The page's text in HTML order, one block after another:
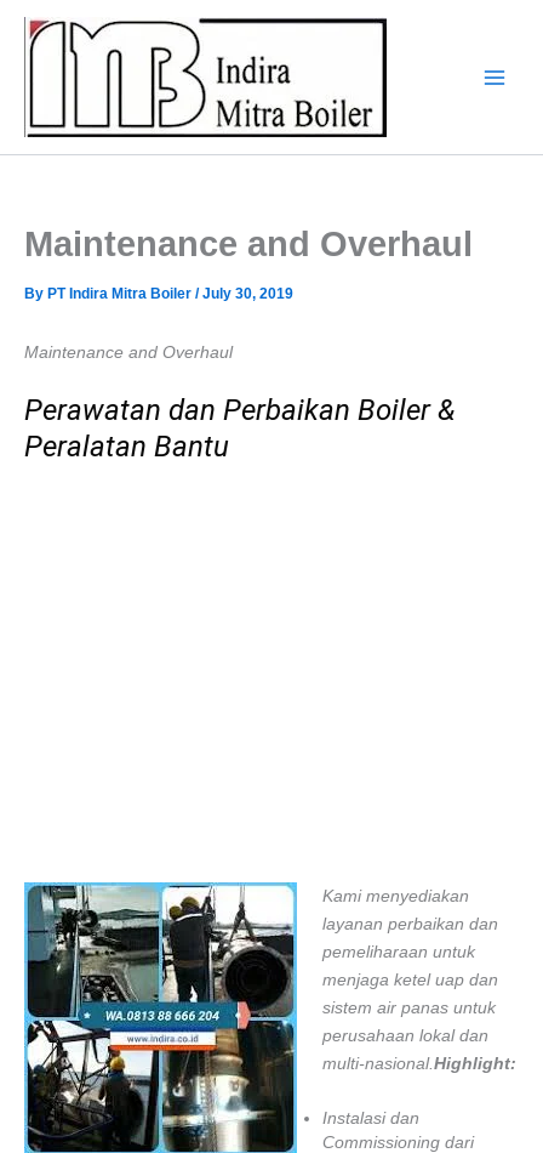
Maintenance and Overhaul
By PT Indira Mitra Boiler /July 30, 2019
Maintenance and Overhaul
Perawatan dan Perbaikan Boiler &
Peralatan Bantu
Kami menyediakan
layanan perbaikan dan
pemeliharaan untuk
menjaga ketel uap dan
sistem air panas untuk
perusahaan lokal dan
multi-nasional.Highlight:
Instalasi dan
Commissioning dari